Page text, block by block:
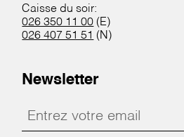
Caisse du soir:
026 350 11 00 (E)
026 407 51 51 (N)
Newsletter